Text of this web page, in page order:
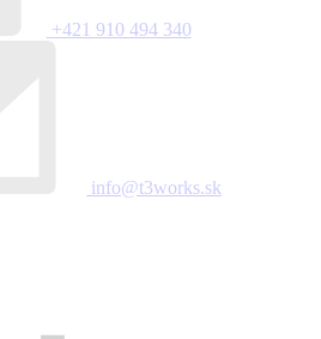
+421 910 494 340
info@t3works.sk